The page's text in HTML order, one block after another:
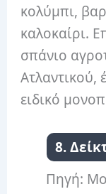
κολύμπι,
καλοκαίρι.
σπάνιο
Ατλαντικού,
ειδικό
8.
Πηγή: